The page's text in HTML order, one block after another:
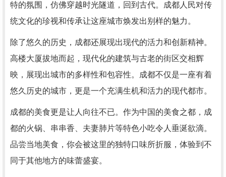
特的氛围，仿佛穿越时光隧道，回到古代。成都人民对传
统文化的珍视和传承让这座城市焕发出别样的魅力。
除了悠久的历史，成都还展现出现代的活力和创新精神。
高楼大厦拔地而起，现代化的建筑与古老的街区交相辉
映，展现出城市的多样性和包容性。成都不仅是一座有着
悠久历史的城市，更是一个充满生机和活力的现代都市。
成都的美食更是让人向往不已。作为中国的美食之都，成
都的火锅、串串香、夫妻肺片等特色小吃令人垂涎欲滴。
品尝当地美食，你会被这里的独特口味所折服，体验到不
同于其他地方的味蕾盛宴。